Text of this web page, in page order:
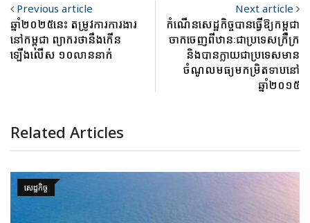
Previous article
ឆ្នាំ២០២៥នេះ តម្រូវការការងារ
នៅកម្ពុជា ព្យាករថានឹងកើន
ឡើងលើស ១០លាននាក់
Next article
កំណើនសេដ្ឋកិច្ចបានធ្វើឱ្យកម្ពុជា
ចាកចេញពីឋានៈជាប្រទេសក្រីក្រ
និងបានក្លាយជាប្រទេសមាន
ចំណូលមធ្យមកម្រិតទាបនៅ
ឆ្នាំ២០១៥
Related Articles
សេដ្ឋកិច្ច